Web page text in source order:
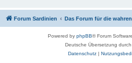
Forum Sardinien Das Forum für die
Powered by phpBB® Forum
Deutsche Übersetzung durch
Datenschutz|